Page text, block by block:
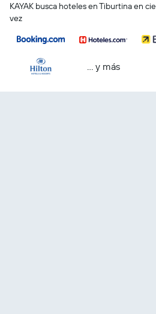
KAYAK busca hoteles en Tiburtina en
vez
… y más